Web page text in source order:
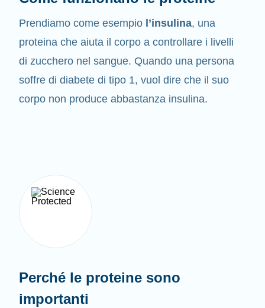
Prendiamo come esempio l’insulina, una
proteina che aiuta il corpo a controllare i livelli
di zucchero nel sangue. Quando una persona
soffre di diabete di tipo 1, vuol dire che il suo
corpo non produce abbastanza insulina.
Perché le proteine sono
importanti